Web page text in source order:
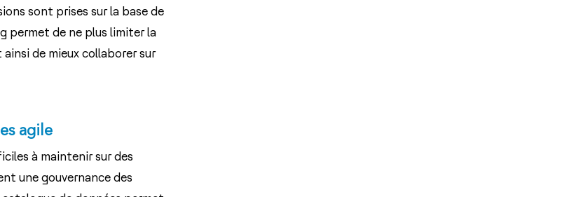
sont prises sur la base de
permet de ne plus limiter la
de mieux collaborer sur
agile
à maintenir sur des
une gouvernance des